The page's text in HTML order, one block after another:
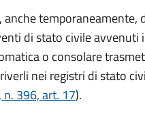
temporaneamente,
di stato civile avvenuti
o consolare
nei registri di stato
396, art. 17).